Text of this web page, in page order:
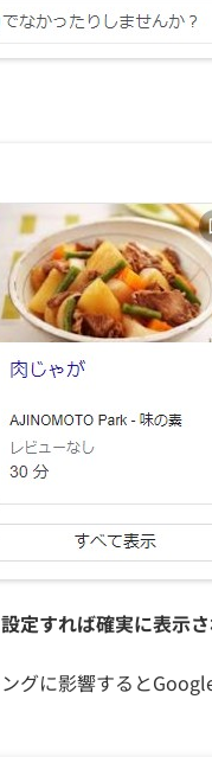
設定すれば確実に表示
グに影響すると